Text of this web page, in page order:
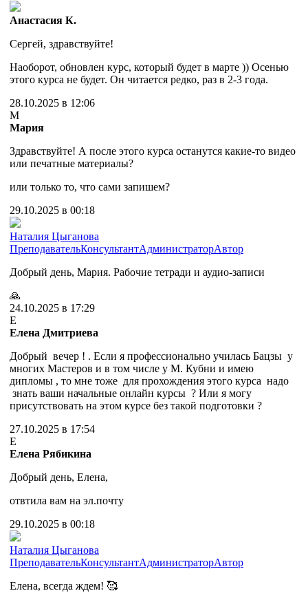
Анастасия К.
Сергей, здравствуйте!
Наоборот, обновлен курс, который будет в марте )) Осенью
этого курса не будет. Он читается редко, раз в 2-3 года.
28.10.2025 в 12:06
М
Мария
Здравствуйте! А после этого курса останутся какие-то видео
или печатные материалы?
или только то, что сами запишем?
29.10.2025 в 00:18
Наталия Цыганова
ПреподавательКонсультантАдминистраторАвтор
Добрый день, Мария. Рабочие тетради и аудио-записи
🙏
24.10.2025 в 17:29
Е
Елена Дмитриева
Добрый вечер ! . Если я профессионально училась Бацзы у
многих Мастеров и в том числе у М. Кубни и имею
дипломы , то мне тоже для прохождения этого курса надо
знать ваши начальные онлайн курсы ? Или я могу
присутствовать на этом курсе без такой подготовки ?
27.10.2025 в 17:54
Е
Елена Рябикина
Добрый день, Елена,
отвтила вам на эл.почту
29.10.2025 в 00:18
Наталия Цыганова
ПреподавательКонсультантАдминистраторАвтор
Елена, всегда ждем! 🥰